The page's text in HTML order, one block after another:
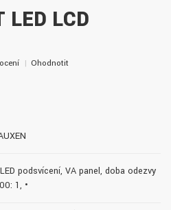
LED LCD
Ohodnotit
podsvícení, VA panel, doba odezvy
1, •